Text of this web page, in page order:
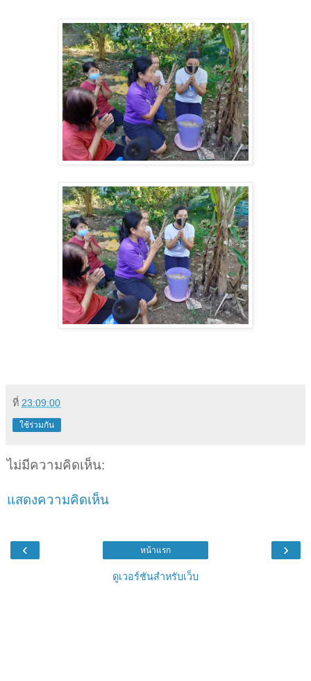
ที่ 23:09:00
ใช้ร่วมกัน
ไม่มีความคิดเห็น:
แสดงความคิดเห็น
‹ ›
หน้าแรก
ดูเวอร์ชันสำหรับเว็บ